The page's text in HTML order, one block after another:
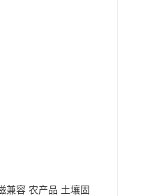
兼容 农产品 土壤固